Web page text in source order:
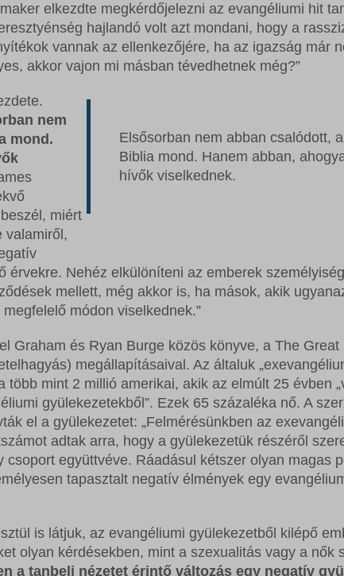
elkezdte megkérdőjelezni az evangéliumi hit
hajlandó volt azt mondani, hogy a
vannak az ellenkezőjére, ha az igazság már
akkor vajon mi másban tévedhetnek még?”
Elsősorban nem abban csalódott,
Biblia mond. Hanem abban,
hívők viselkednek.
nem
mond.
miért
valamiről,
érvekre. Nehéz elkülöníteni az emberek
mellett, még akkor is, ha mások, akik
módon viselkednek.”
Graham és Ryan Burge közös könyve, a The Great
megállapításaival. Az általuk
több mint 2 millió amerikai, akik az elmúlt 25 évben
gyülekezetekből”. Ezek 65 százaléka nő. A
el a gyülekezetet: „Felmérésünkben az
adtak arra, hogy a gyülekezetük részéről
csoport együttvéve. Ráadásul kétszer olyan magas
tapasztalt negatív élmények egy
is látjuk, az evangéliumi gyülekezetből kilépő
olyan kérdésekben, mint a szexualitás vagy a nők
a tanbeli nézetet érintő változás egy negatív